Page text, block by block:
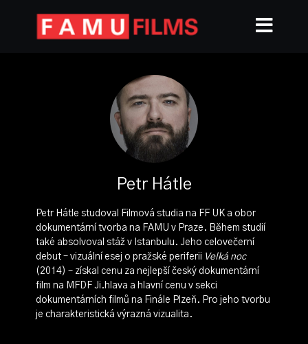
Petr Hátle
Petr Hátle studoval Filmová studia na FF UK a obor
dokumentární tvorba na FAMU v Praze. Během studií
také absolvoval stáž v Istanbulu. Jeho celovečerní
debut – vizuální esej o pražské periferii Velká noc
(2014) – získal cenu za nejlepší český dokumentární
film na MFDF Ji.hlava a hlavní cenu v sekci
dokumentárních filmů na Finále Plzeň. Pro jeho tvorbu
je charakteristická výrazná vizualita.